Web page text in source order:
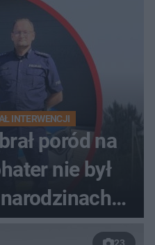
INTERWENCJI
poród na
nie był
dzieci
23